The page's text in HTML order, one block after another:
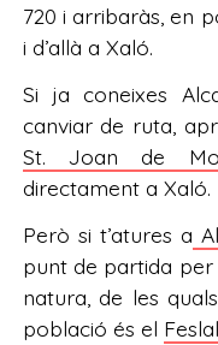
720 i arribaràs, en
i d’allà a Xaló.
Si ja coneixes
canviar de ruta,
St. Joan de
directament a Xaló.
Però si t’atures a
punt de partida per
natura, de les
població és el